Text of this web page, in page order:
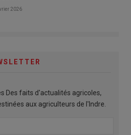
2026
Des faits d'actualités agricoles,
aux agriculteurs de l'Indre.